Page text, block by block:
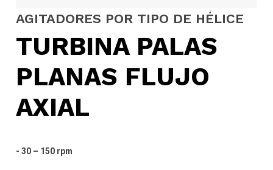
AGITADORES POR TIPO DE HÉLICE
TURBINA PALAS
PLANAS FLUJO
AXIAL
- 30 – 150 rpm